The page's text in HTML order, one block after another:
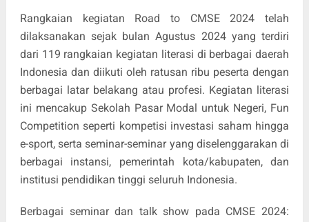
Rangkaian kegiatan Road to CMSE 2024 telah
dilaksanakan sejak bulan Agustus 2024 yang terdiri
dari 119 rangkaian kegiatan literasi di berbagai daerah
Indonesia dan diikuti oleh ratusan ribu peserta dengan
berbagai latar belakang atau profesi. Kegiatan literasi
ini mencakup Sekolah Pasar Modal untuk Negeri, Fun
Competition seperti kompetisi investasi saham hingga
e-sport, serta seminar-seminar yang diselenggarakan di
berbagai instansi, pemerintah kota/kabupaten, dan
institusi pendidikan tinggi seluruh Indonesia.
Berbagai seminar dan talk show pada CMSE 2024: